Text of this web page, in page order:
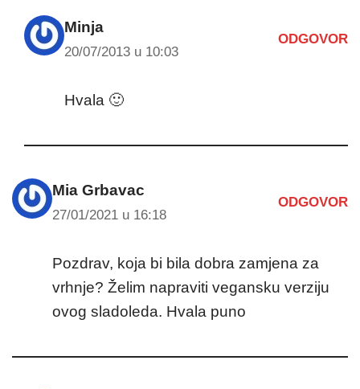
Minja
20/07/2013 u 10:03
ODGOVOR
Hvala 🙂
Mia Grbavac
27/01/2021 u 16:18
ODGOVOR
Pozdrav, koja bi bila dobra zamjena za
vrhnje? Želim napraviti vegansku verziju
ovog sladoleda. Hvala puno